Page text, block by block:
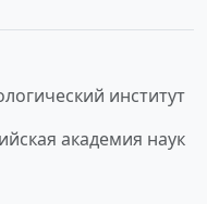
институт
академия наук